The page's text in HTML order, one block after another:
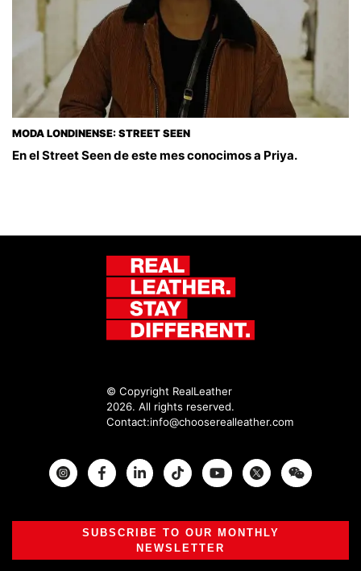
MODA LONDINENSE: STREET SEEN
En el Street Seen de este mes conocimos a Priya.
© Copyright RealLeather
2026. All rights reserved.
Contact:info@chooserealleather.com
InstagramFacebook Twitter
SUBSCRIBE TO OUR MONTHLY
NEWSLETTER